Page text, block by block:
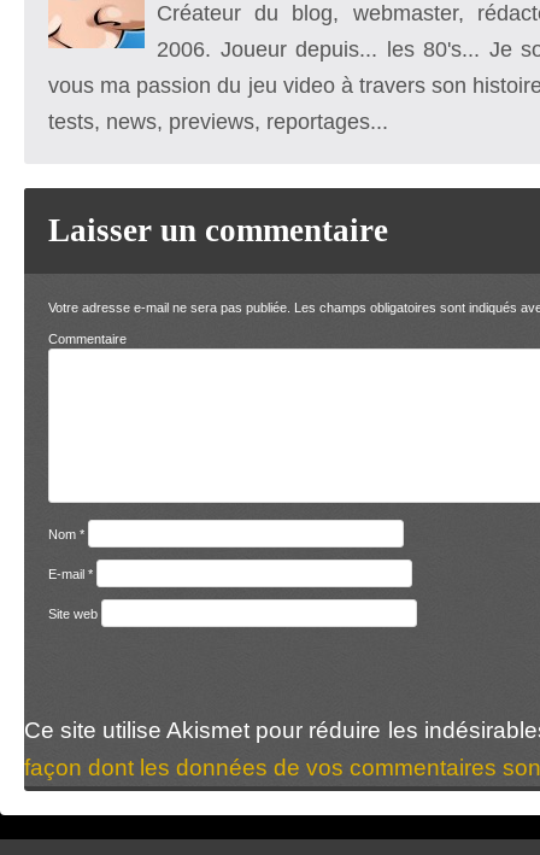
Créateur du blog, webmaster,
2006. Joueur depuis... les 80's... Je
vous ma passion du jeu video à travers son
tests, news, previews, reportages...
Laisser un commentaire
Votre adresse e-mail ne sera pas publiée. Les champs obligatoires sont indiqués
Nom *
E-mail *
Site web
Ce site utilise Akismet pour réduire les
façon dont les données de vos commentaires